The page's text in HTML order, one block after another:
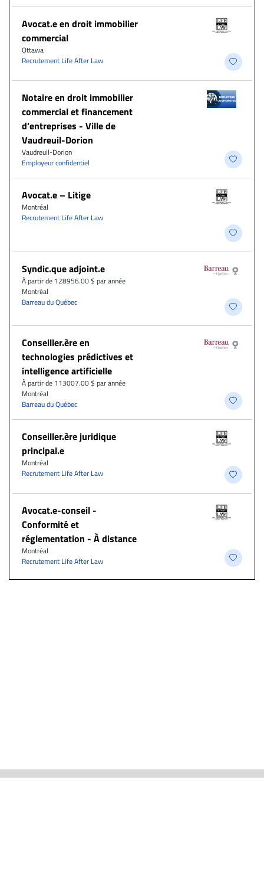
Avocat.e en droit immobilier
commercial
Ottawa
Recrutement Life After Law
Notaire en droit immobilier
commercial et financement
d’entreprises - Ville de
Vaudreuil-Dorion
Vaudreuil-Dorion
Employeur confidentiel
Avocat.e – Litige
Montréal
Recrutement Life After Law
Syndic.que adjoint.e
À partir de 128956.00 $ par année
Montréal
Barreau du Québec
Conseiller.ère en
technologies prédictives et
intelligence artificielle
À partir de 113007.00 $ par année
Montréal
Barreau du Québec
Conseiller.ère juridique
principal.e
Montréal
Recrutement Life After Law
​Avocat.e-conseil -
Conformité et
réglementation - À distance
Montréal
Recrutement Life After Law